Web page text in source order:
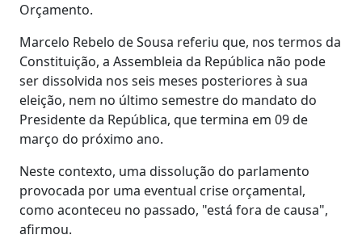
Orçamento.
Marcelo Rebelo de Sousa referiu que, nos termos da
Constituição, a Assembleia da República não pode
ser dissolvida nos seis meses posteriores à sua
eleição, nem no último semestre do mandato do
Presidente da República, que termina em 09 de
março do próximo ano.
Neste contexto, uma dissolução do parlamento
provocada por uma eventual crise orçamental,
como aconteceu no passado, "está fora de causa",
afirmou.